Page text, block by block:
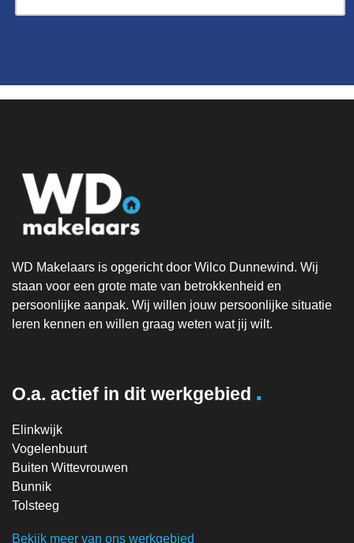
WD Makelaars is opgericht door Wilco Dunnewind. Wij
staan voor een grote mate van betrokkenheid en
persoonlijke aanpak. Wij willen jouw persoonlijke situatie
leren kennen en willen graag weten wat jij wilt.
O.a. actief in dit werkgebied .
Elinkwijk
Vogelenbuurt
Buiten Wittevrouwen
Bunnik
Tolsteeg
Bekijk meer van ons werkgebied